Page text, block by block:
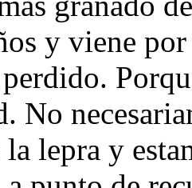
y viene
No
lepra y